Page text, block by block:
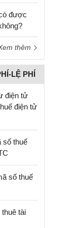
được
thêm
LỆ PHÍ
điện tử
điện tử
số thuế
số thuế
tài